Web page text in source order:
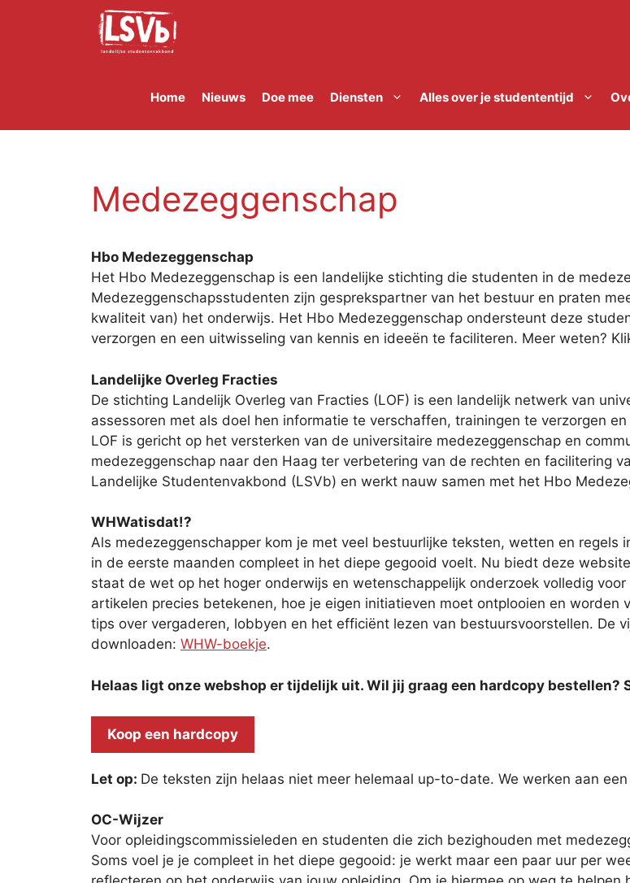
Home Nieuws Doe mee Diensten Alles over je studententijd
Medezeggenschap
Hbo Medezeggenschap
Het Hbo Medezeggenschap is een landelijke stichting die studenten in de
Medezeggenschapsstudenten zijn gesprekspartner van het bestuur en praten
kwaliteit van) het onderwijs. Het Hbo Medezeggenschap ondersteunt deze
verzorgen en een uitwisseling van kennis en ideeën te faciliteren. Meer weten?
Landelijke Overleg Fracties
De stichting Landelijk Overleg van Fracties (LOF) is een landelijk netwerk van
assessoren met als doel hen informatie te verschaffen, trainingen te verzorgen
LOF is gericht op het versterken van de universitaire medezeggenschap en
medezeggenschap naar den Haag ter verbetering van de rechten en facilitering
Landelijke Studentenvakbond (LSVb) en werkt nauw samen met het Hbo
WHWatisdat!?
Als medezeggenschapper kom je met veel bestuurlijke teksten, wetten en
in de eerste maanden compleet in het diepe gegooid voelt. Nu biedt deze
staat de wet op het hoger onderwijs en wetenschappelijk onderzoek volledig
artikelen precies betekenen, hoe je eigen initiatieven moet ontplooien en
tips over vergaderen, lobbyen en het efficiënt lezen van bestuursvoorstellen. De
downloaden: WHW-boekje.
Helaas ligt onze webshop er tijdelijk uit. Wil jij graag een hardcopy bestellen?
Koop een hardcopy
Let op: De teksten zijn helaas niet meer helemaal up-to-date. We werken aan
OC-Wijzer
Voor opleidingscommissieleden en studenten die zich bezighouden met
Soms voel je je compleet in het diepe gegooid: je werkt maar een paar uur per